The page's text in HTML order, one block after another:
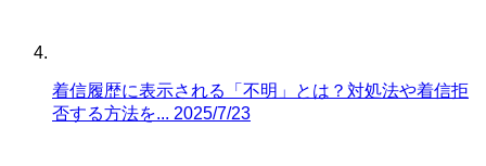
着信履歴に表示される「不明」とは？対処法や着信拒
否する方法を... 2025/7/23